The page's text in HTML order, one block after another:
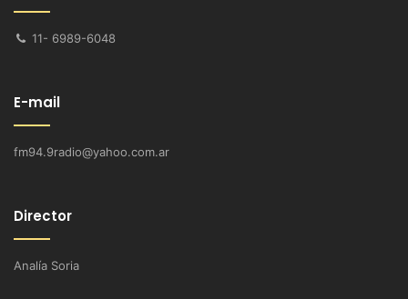
11- 6989-6048
E-mail
fm94.9radio@yahoo.com.ar
Director
Analía Soria